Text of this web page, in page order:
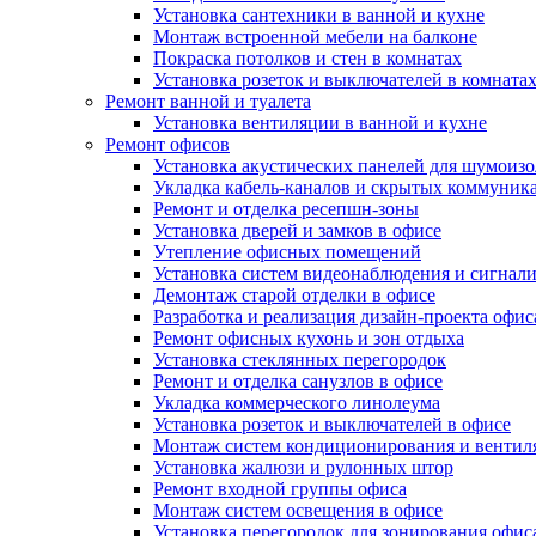
Установка сантехники в ванной и кухне
Монтаж встроенной мебели на балконе
Покраска потолков и стен в комнатах
Установка розеток и выключателей в комнатах
Ремонт ванной и туалета
Установка вентиляции в ванной и кухне
Ремонт офисов
Установка акустических панелей для
Укладка кабель-каналов и скрытых
Ремонт и отделка ресепшн-зоны
Установка дверей и замков в офисе
Утепление офисных помещений
Установка систем видеонаблюдения и
Демонтаж старой отделки в офисе
Разработка и реализация дизайн-проекта
Ремонт офисных кухонь и зон отдыха
Установка стеклянных перегородок
Ремонт и отделка санузлов в офисе
Укладка коммерческого линолеума
Установка розеток и выключателей в офисе
Монтаж систем кондиционирования и
Установка жалюзи и рулонных штор
Ремонт входной группы офиса
Монтаж систем освещения в офисе
Установка перегородок для зонирования